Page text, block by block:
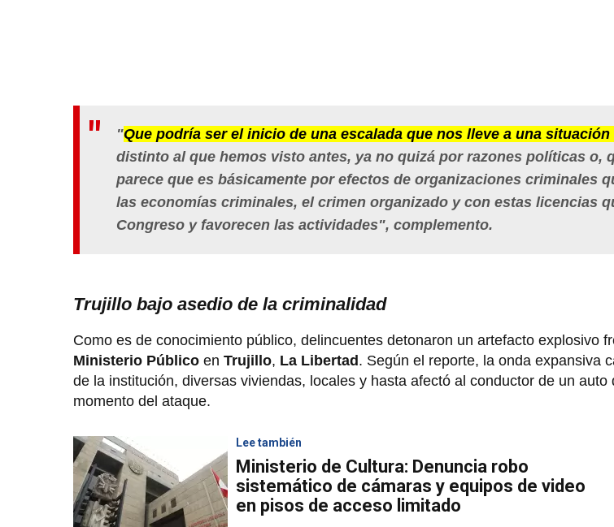
"Que podría ser el inicio de una escalada que nos lleve a una
distinto al que hemos visto antes, ya no quizá por razones políticas o,
parece que es básicamente por efectos de organizaciones criminales
las economías criminales, el crimen organizado y con estas licencias
Congreso y favorecen las actividades", complemento.
Trujillo bajo asedio de la criminalidad
Como es de conocimiento público, delincuentes detonaron un artefacto explosivo
Ministerio Público en Trujillo, La Libertad . Según el reporte, la onda expansiva
de la institución, diversas viviendas, locales y hasta afectó al conductor de un auto
momento del ataque.
Lee también
Ministerio de Cultura: Denuncia robo
sistemático de cámaras y equipos de video
en pisos de acceso limitado